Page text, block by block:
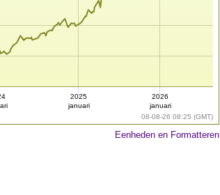
08-08-26 08:25 (GMT)
2025
januari
2026
januari
Eenheden en Formatteren